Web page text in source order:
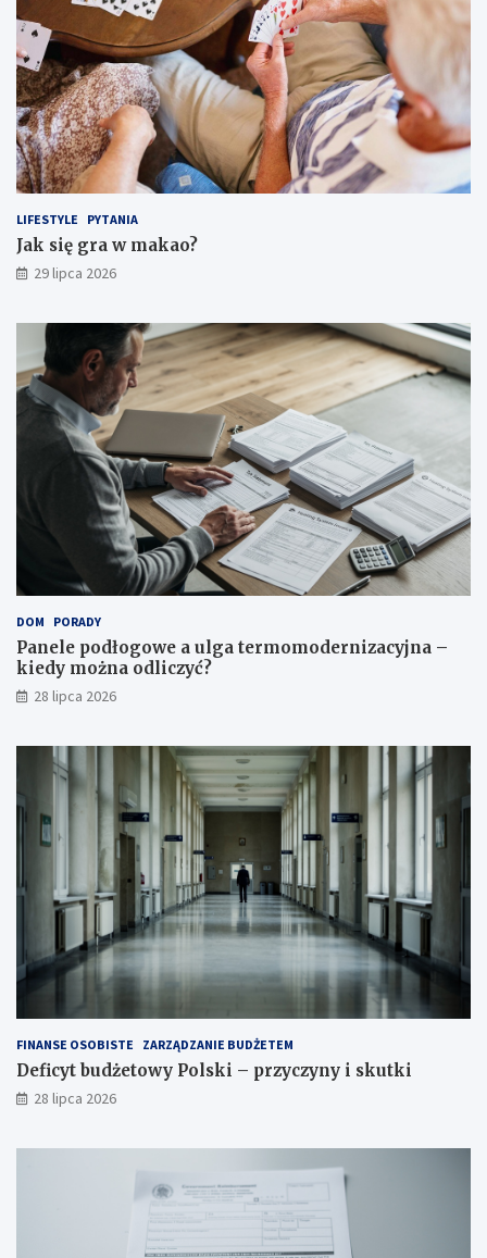
LIFESTYLE PYTANIA
Jak się gra w makao?
29 lipca 2026
DOM PORADY
Panele podłogowe a ulga termomodernizacyjna –
kiedy można odliczyć?
28 lipca 2026
FINANSE OSOBISTE ZARZĄDZANIE BUDŻETEM
Deficyt budżetowy Polski – przyczyny i skutki
28 lipca 2026